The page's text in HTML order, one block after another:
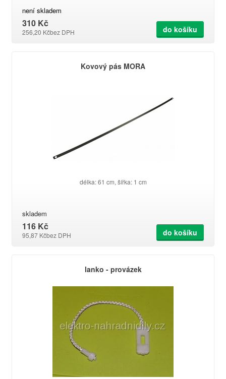
není skladem
310 Kč
256,20 Kčbez DPH do košíku
Kovový pás MORA
délka: 61 cm, šířka: 1 cm
skladem
116 Kč
95,87 Kčbez DPH do košíku
lanko - provázek